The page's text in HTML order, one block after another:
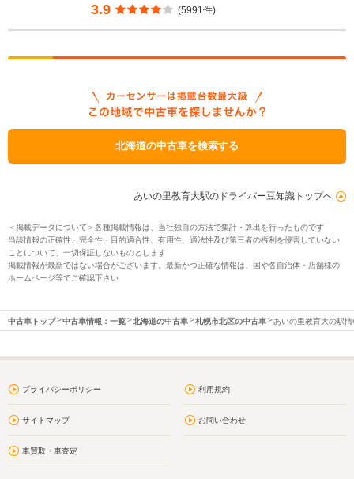
3.9 (5991件)
北海道の中古車を検索する
あいの里教育大駅のドライバー豆知識トップへ
＜掲載データについて＞各種掲載情報は、当社独自の方法で集計・算出を行ったものです
当該情報の正確性、完全性、目的適合性、有用性、適法性及び第三者の権利を侵害していない
ことについて、一切保証しないものとします
掲載情報が最新ではない場合がございます。最新かつ正確な情報は、国や各自治体・店舗様の
ホームページ等でご確認下さい
中古車トップ 中古車情報：一覧 北海道の中古車 札幌市北区の中古車 あいの里教育大の駅情
プライバシーポリシー 利用規約
サイトマップ お問い合わせ
車買取・車査定